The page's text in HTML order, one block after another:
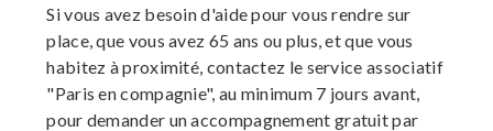
Si vous avez besoin d'aide pour vous rendre sur
place, que vous avez 65 ans ou plus, et que vous
habitez à proximité, contactez le service associatif
"Paris en compagnie", au minimum 7 jours avant,
pour demander un accompagnement gratuit par